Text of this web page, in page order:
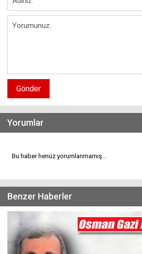
Gönder
Yorumlar
Bu haber henüz yorumlanmamış...
Benzer Haberler